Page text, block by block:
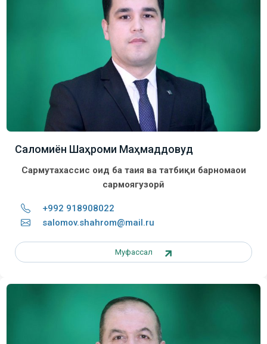
Саломиён Шаҳроми Маҳмаддовуд
Сармутахассис оид ба таҳия ва татбиқи барномаҳои
сармоягузорӣ
+992 918908022
salomov.shahrom@mail.ru
Муфассал